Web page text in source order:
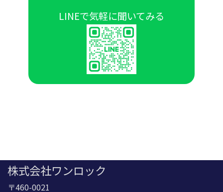
LINEで気軽に聞いてみる
株式会社ワンロック
〒460-0021